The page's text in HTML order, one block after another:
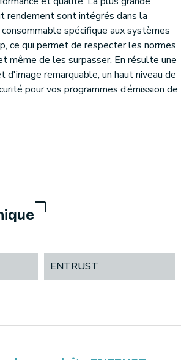
rendement sont intégrés dans la
spécifique aux systèmes
ce qui permet de respecter les normes
même de les surpasser. En résulte une
d'image remarquable, un haut niveau de
pour vos programmes d’émission de
ENTRUST